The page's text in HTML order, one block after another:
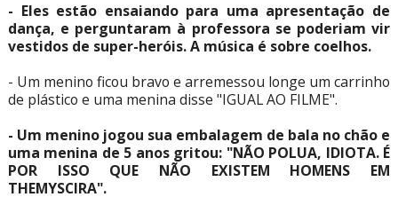
- Eles estão ensaiando para uma apresentação de
dança, e perguntaram à professora se poderiam vir
vestidos de super-heróis. A música é sobre coelhos.
- Um menino ficou bravo e arremessou longe um carrinho
de plástico e uma menina disse "IGUAL AO FILME".
- Um menino jogou sua embalagem de bala no chão e
uma menina de 5 anos gritou: "NÃO POLUA, IDIOTA. É
POR ISSO QUE NÃO EXISTEM HOMENS EM
THEMYSCIRA".